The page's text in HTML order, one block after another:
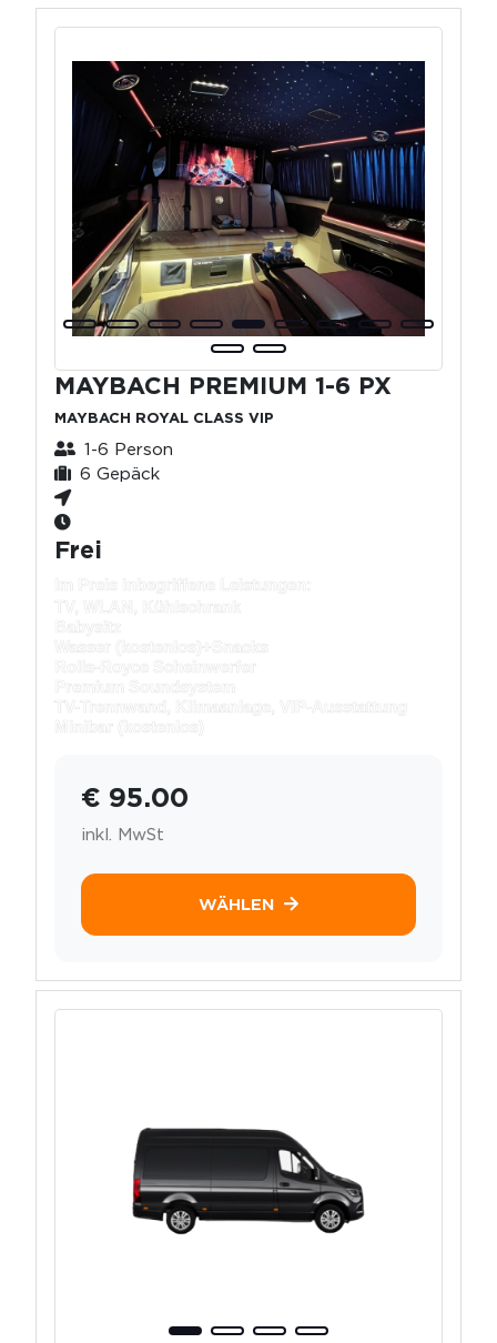
MAYBACH PREMIUM 1-6 PX
MAYBACH ROYAL CLASS VIP
1-6 Person
6 Gepäck
Frei
TV, WLAN, Kühlschrank
Wasser (kostenlos)+
Rolls-Royce Scheinwerfer
TV-Trennwand, Klimaanlage, VIP-Ausstattung
Minibar (kostenlos)
€ 95.00
inkl. MwSt
WÄHLEN